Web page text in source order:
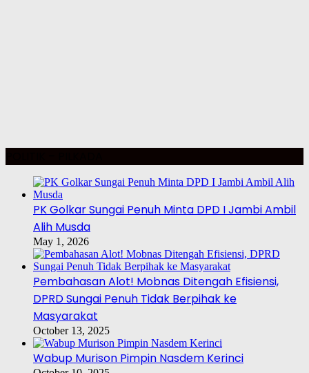
PK Golkar Sungai Penuh Minta DPD I Jambi Ambil
Alih Musda
May 1, 2026
Pembahasan Alot! Mobnas Ditengah Efisiensi,
DPRD Sungai Penuh Tidak Berpihak ke
Masyarakat
October 13, 2025
Wabup Murison Pimpin Nasdem Kerinci